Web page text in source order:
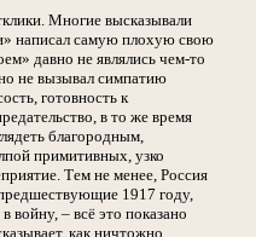
Многие высказывали
написал самую плохую свою
давно не являлись чем-то
не вызывал симпатию
готовность к
в то же время
благородным,
примитивных, узко
Тем не менее, Россия
1917 году,
войну, – всё это показано
как ничтожно